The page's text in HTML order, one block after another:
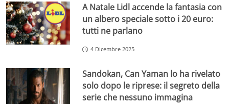
A Natale Lidl accende la fantasia con
un albero speciale sotto i 20 euro:
tutti ne parlano
4 Dicembre 2025
Sandokan, Can Yaman lo ha rivelato
solo dopo le riprese: il segreto della
serie che nessuno immagina